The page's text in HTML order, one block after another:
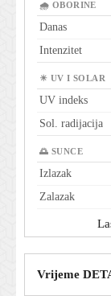
🌧 OBORINE
Danas
Intenzitet
☀ UV I SOLAR
UV indeks
Sol. radijacija
🌅 SUNCE
Izlazak
Zalazak
Vrijeme